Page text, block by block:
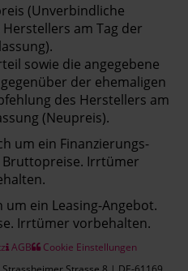
(Unverbindliche
am Tag der
sowie die angegebene
der ehemaligen
des Herstellers am
(Neupreis).
um ein Finanzierungs-
Bruttopreise. Irrtümer
ein Leasing-Angebot.
Irrtümer vorbehalten.
AGB
Cookie Einstellungen